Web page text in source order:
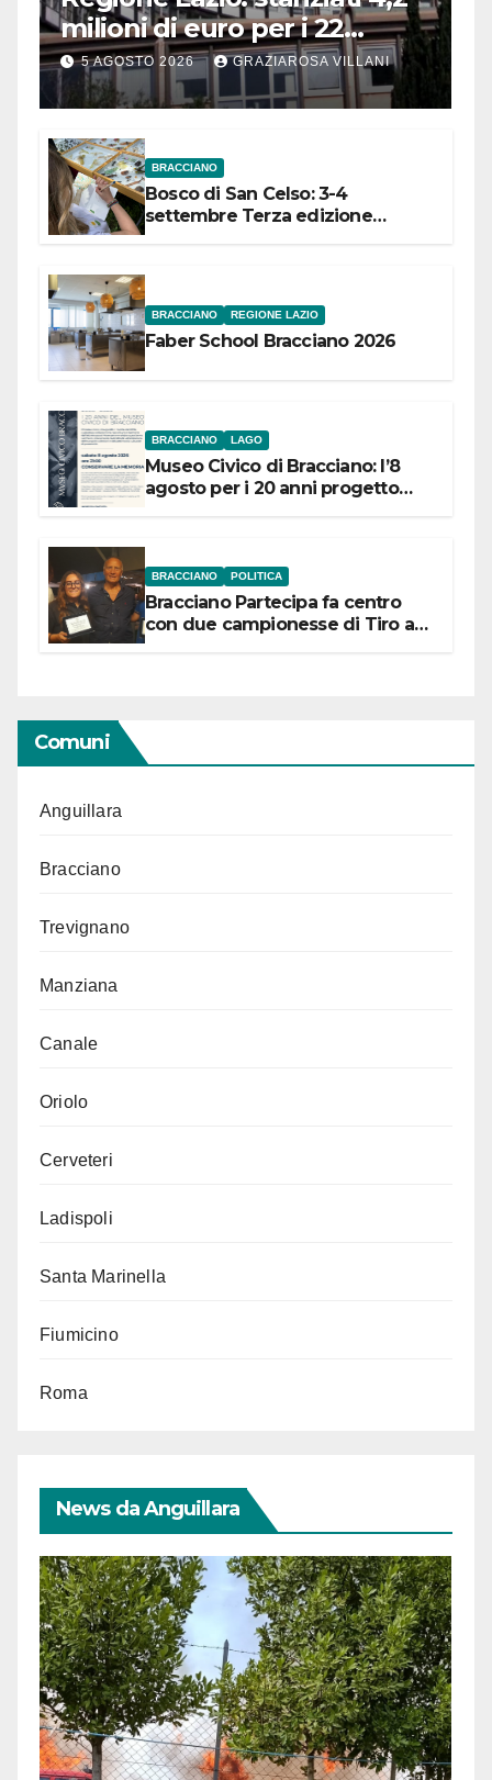
milioni di euro per i 22
Comuni dell’Etruria
Meridionale
5 AGOSTO 2026 GRAZIAROSA VILLANI
BRACCIANO
Bosco di San Celso: 3-4
settembre Terza edizione
BRACCIANO REGIONE LAZIO
Faber School Bracciano 2026
BRACCIANO LAGO
Museo Civico di Bracciano: l’8
agosto per i 20 anni progetto
BRACCIANO POLITICA
Bracciano Partecipa fa centro
con due campionesse di Tiro a
Comuni
Anguillara
Bracciano
Trevignano
Manziana
Canale
Oriolo
Cerveteri
Ladispoli
Santa Marinella
Fiumicino
Roma
News da Anguillara